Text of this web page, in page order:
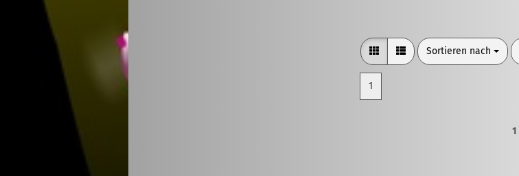
Sortieren nach
Sortieren nach
1
1